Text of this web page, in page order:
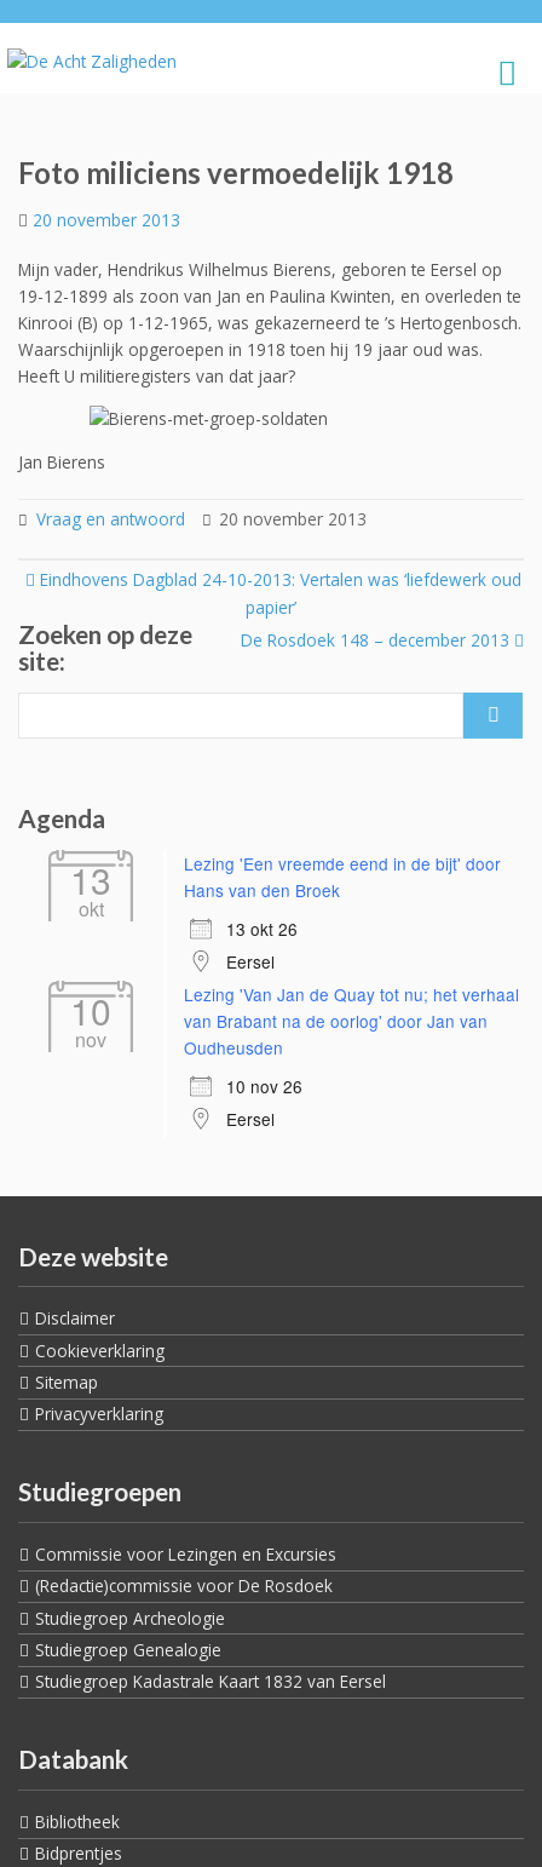
Foto miliciens vermoedelijk 1918
20 november 2013
Mijn vader, Hendrikus Wilhelmus Bierens, geboren te Eersel op
19-12-1899 als zoon van Jan en Paulina Kwinten, en overleden te
Kinrooi (B) op 1-12-1965, was gekazerneerd te ’s Hertogenbosch.
Waarschijnlijk opgeroepen in 1918 toen hij 19 jaar oud was.
Heeft U militieregisters van dat jaar?
Jan Bierens
Vraag en antwoord 20 november 2013
Post
Eindhovens Dagblad 24-10-2013: Vertalen was ‘liefdewerk oud
papier’
De Rosdoek 148 – december 2013
Zoeken op deze
site:
Agenda
13
okt
Lezing 'Een vreemde eend in de bijt' door
Hans van den Broek
13 okt 26
Eersel
10
nov
Lezing 'Van Jan de Quay tot nu; het verhaal
van Brabant na de oorlog' door Jan van
Oudheusden
10 nov 26
Eersel
Deze website
Disclaimer
Cookieverklaring
Sitemap
Privacyverklaring
Studiegroepen
Commissie voor Lezingen en Excursies
(Redactie)commissie voor De Rosdoek
Studiegroep Archeologie
Studiegroep Genealogie
Studiegroep Kadastrale Kaart 1832 van Eersel
Databank
Bibliotheek
Bidprentjes